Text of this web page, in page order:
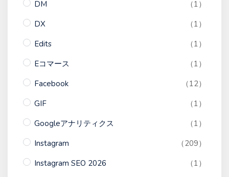
DM
（1）
DX
（1）
Edits
（1）
Eコマース
（1）
Facebook
（12）
GIF
（1）
Googleアナリティクス
（1）
Instagram
（209）
Instagram SEO 2026
（1）